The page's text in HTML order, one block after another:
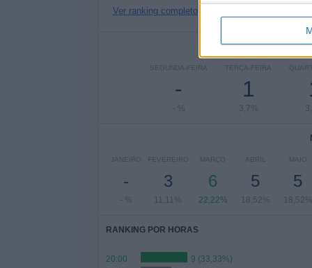
Ver ranking completo
Nº DE
SEGUNDA-FEIRA
-
- %
TERÇA-FEIRA
1
3,7%
JANEIRO
-
- %
FEVEREIRO
3
11,11%
MARÇO
6
22,22%
ABRIL
5
18,52%
MAIO
5
18,52%
RANKING POR HORAS
20:00
9 (33,33%)